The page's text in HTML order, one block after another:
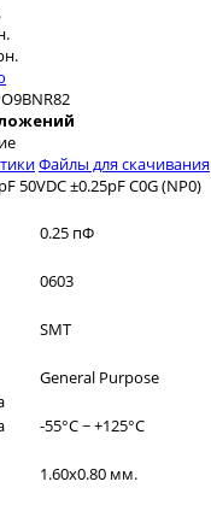
Файлы для скачивания
50VDC ±0.25pF C0G (NP0)
0.25 пФ
0603
SMT
General Purpose
-55°C ~ +125°C
1.60x0.80 мм.